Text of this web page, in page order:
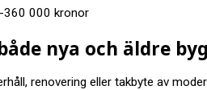
000 kronor
nya och äldre
renovering eller takbyte av